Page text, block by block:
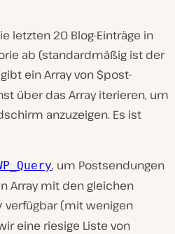
letzten 20 Blog-Einträge in
ab (standardmäßig ist der
gibt ein Array von $post-
über das Array iterieren, um
anzuzeigen. Es ist
, um Postsendungen
Array mit den gleichen
verfügbar (mit wenigen
eine riesige Liste von